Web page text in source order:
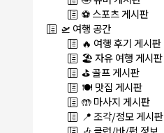
⚽ 스포츠 게시판
🛫 여행 공간
🔥 여행 후기 게시판
🏖️ 자유 여행 게시판
⛳ 골프 게시판
🍽️ 맛집 게시판
🤲 마사지 게시판
📍 조각/정모 게시판